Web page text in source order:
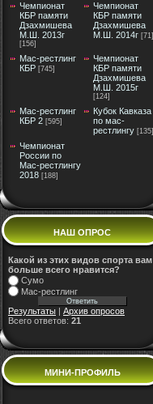
Чемпионат
КБР памяти
Дзахмишева
М.Ш. 2013г
[156]
Чемпионат
КБР памяти
Дзахмишева
М.Ш. 2014г [71]
Мас-рестлинг
КБР [745]
Чемпионат
КБР памяти
Дзахмишева
М.Ш. 2015г
[124]
Мас-рестлинг
КБР 2 [595]
Кубок Кавказа
по мас-
рестлингу [135]
Чемпионат
России по
Мас-рестлингу
2018 [188]
НАШ ОПРОС
Какой из этих видов спорта вам
больше всего нравится?
Сумо
Мас-рестлинг
Результаты
Архив опросов
Всего ответов: 21
МИНИ-ПРОФИЛЬ